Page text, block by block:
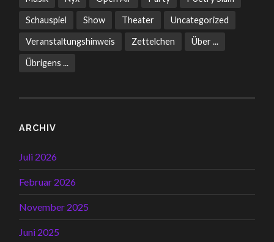
Schauspiel Show Theater Uncategorized
Veranstaltungshinweis Zettelchen Über ...
Übrigens ...
ARCHIV
Juli 2026
Februar 2026
November 2025
Juni 2025